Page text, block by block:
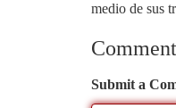
medio de sus
Submit a